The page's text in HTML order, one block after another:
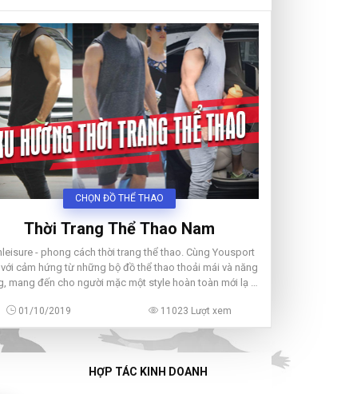
CHỌN ĐỒ THỂ THAO
Thời Trang Thể Thao Nam
- phong cách thời trang thể thao. Cùng Yousport
cảm hứng từ những bộ đồ thể thao thoải mái và năng
mang đến cho người mặc một style hoàn toàn mới lạ –
01/10/2019 11023 Lượt xem
HỢP TÁC KINH DOANH